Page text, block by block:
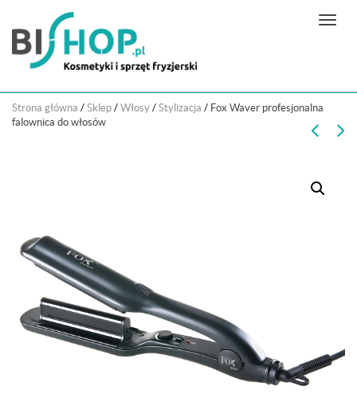
N
g
Strona główna / Sklep / Włosy / Stylizacja / Fox Waver profesjonalna
falownica do włosów